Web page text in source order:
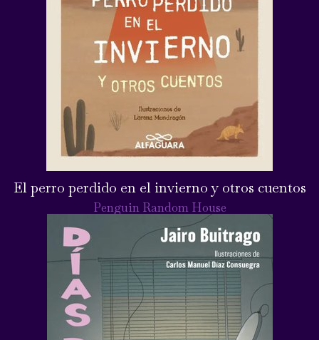
El perro perdido en el invierno y otros cuentos
Penguin Random House